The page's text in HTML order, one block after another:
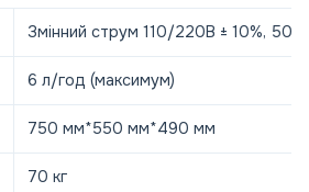
Змінний струм 110/220В ± 10%, 50/
6 л/год (максимум)
750 мм*550 мм*490 мм
70 кг